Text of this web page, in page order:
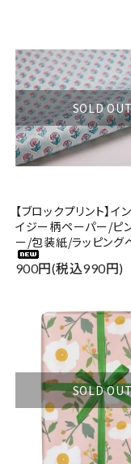
SOLD
【ブロックプリント】
イジー柄ペーパー/ピ
ー/包装紙/ラッピング
900円(税込990円)
SOLD